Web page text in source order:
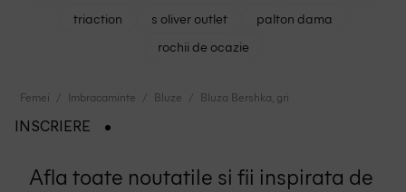
triaction
s oliver outlet
palton dama
rochii de ocazie
Femei Imbracaminte Bluze Bluza Bershka, gri
INSCRIERE
Afla toate noutatile si fii inspirata de